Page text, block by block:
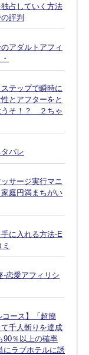
占していく方法
評判
アダルトアフィ
テップで瞬時に
とアフターをと
うそ！？ ２ちゃ
バレ
サージ実行マニ
庭円満まちがい
に入れる方法-E
-恋愛アフィリシ
ース】「超簡
千人斬りを達成
90％以上の確率
にラブホテルに誘